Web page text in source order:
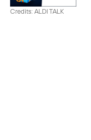
Credits: ALDI TALK